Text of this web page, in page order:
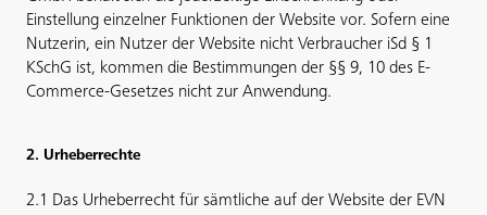
Einstellung einzelner Funktionen der Website vor. Sofern eine
Nutzerin, ein Nutzer der Website nicht Verbraucher iSd § 1
KSchG ist, kommen die Bestimmungen der §§ 9, 10 des E-
Commerce-Gesetzes nicht zur Anwendung.
2. Urheberrechte
2.1 Das Urheberrecht für sämtliche auf der Website der EVN